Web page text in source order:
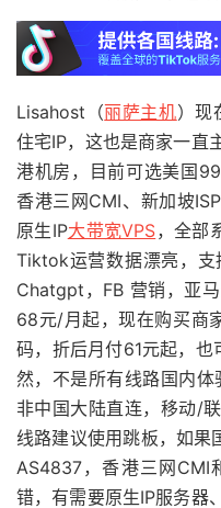
Lisahost（丽萨主机）现
住宅IP，这也是商家一直
港机房，目前可选美国
香港三网CMI、新加坡
原生IP大带宽VPS，全部
Tiktok运营数据漂亮，支
Chatgpt，FB 营销，亚
68元/月起，现在购买商
码，折后月付61元起，也
然，不是所有线路国内
非中国大陆直连，移动/
线路建议使用跳板，如果
AS4837，香港三网CMI
错，有需要原生IP服务器